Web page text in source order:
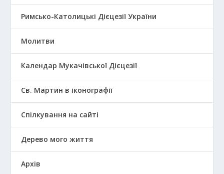
Римсько-Католицькі Дієцезії України
Молитви
Календар Мукачівської Дієцезії
Св. Мартин в іконографії
Спілкування на сайті
Дерево мого життя
Архів